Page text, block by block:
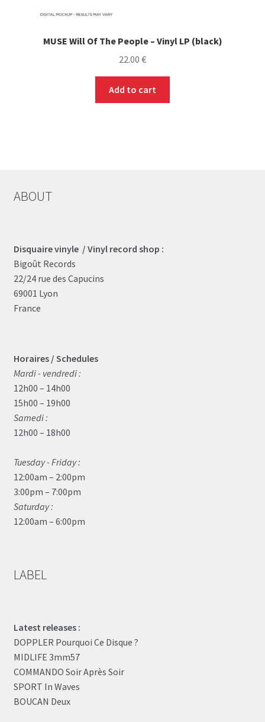
MUSE Will Of The People – Vinyl LP (black)
22.00 €
Add to cart
ABOUT
Disquaire vinyle / Vinyl record shop :
Bigoût Records
22/24 rue des Capucins
69001 Lyon
France
Horaires / Schedules
Mardi - vendredi :
12h00 – 14h00
15h00 – 19h00
Samedi :
12h00 – 18h00
Tuesday - Friday :
12:00am – 2:00pm
3:00pm – 7:00pm
Saturday :
12:00am – 6:00pm
LABEL
Latest releases :
DOPPLER Pourquoi Ce Disque ?
MIDLIFE 3mm57
COMMANDO Soir Après Soir
SPORT In Waves
BOUCAN Deux